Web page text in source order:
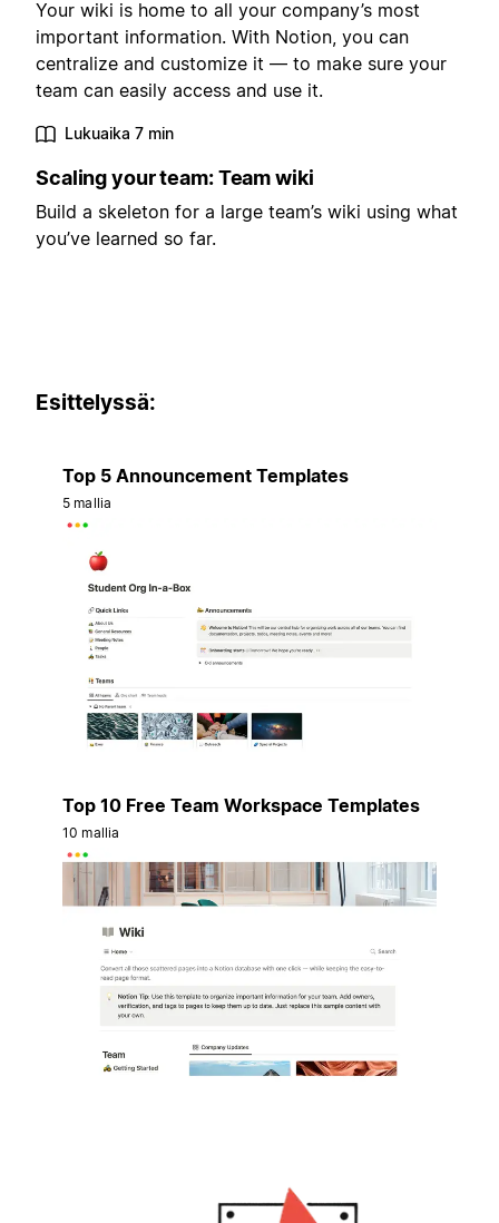
Your wiki is home to all your company’s most
important information. With Notion, you can
centralize and customize it — to make sure your
team can easily access and use it.
Lukuaika 7 min
Scaling your team: Team wiki
Build a skeleton for a large team’s wiki using what
you’ve learned so far.
Esittelyssä:
Top 5 Announcement Templates
5 mallia
Top 10 Free Team Workspace Templates
10 mallia